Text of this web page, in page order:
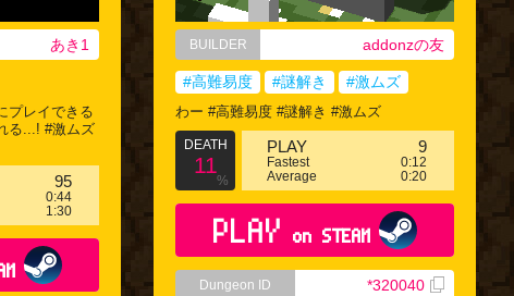
あき1
プレイできる
る...! #激ムズ
95
0:44
1:30
BUILDER addonzの友
#高難易度 #謎解き #激ムズ
わー #高難易度 #謎解き #激ムズ
DEATH
11
%
PLAY 9
Fastest
0:12
Average
0:20
PLAY on STEAM
Dungeon ID *320040